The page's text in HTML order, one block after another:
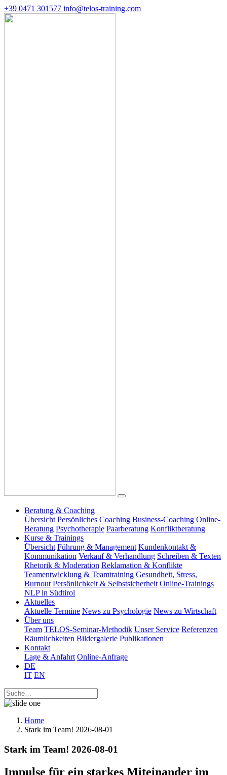
+39 0471 301577 info@telos-training.com
Beratung & Coaching
Übersicht Persönliches Coaching Business-Coaching Online-
Beratung Psychotherapie Paarberatung Konfliktberatung
Kurse & Trainings
Übersicht Führung & Management Kundenkontakt &
Kommunikation Verkauf & Verhandlung Schreiben & Texten
Rhetorik & Moderation Reklamation & Konflikte
Teamentwicklung & Teamtraining Gesundheit, Stress,
Burnout Persönlichkeit & Selbstsicherheit Online-Trainings
NLP in Südtirol
Aktuelles
Aktuelle Termine News zu Psychologie News zu Wirtschaft
Über uns
Team TELOS-Seminar-Methodik Unser Service Referenzen
Räumlichkeiten Bildergalerie Publikationen
Kontakt
Lage & Anfahrt Online-Anfrage
DE
IT EN
Home
Stark im Team! 2026-08-01
Stark im Team! 2026-08-01
Impulse für ein starkes Miteinander im